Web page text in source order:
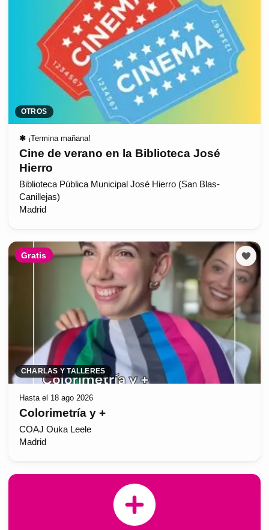
OTROS
✱ ¡Termina mañana!
Cine de verano en la Biblioteca José
Hierro
Biblioteca Pública Municipal José Hierro (San Blas-
Canillejas)
Madrid
Gratis
CHARLAS Y TALLERES
Hasta el 18 ago 2026
Colorimetría y +
COAJ Ouka Leele
Madrid